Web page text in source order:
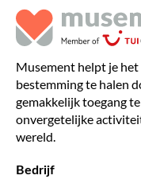
Musement helpt je
bestemming te halen
gemakkelijk toegang
onvergetelijke
wereld.
Bedrijf